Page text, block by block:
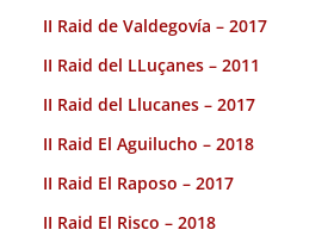
II Raid de Valdegovía – 2017
II Raid del LLuçanes – 2011
II Raid del Llucanes – 2017
II Raid El Aguilucho – 2018
II Raid El Raposo – 2017
II Raid El Risco – 2018